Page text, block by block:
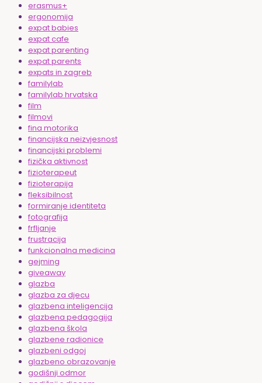
erasmus+
ergonomija
expat babies
expat cafe
expat parenting
expat parents
expats in zagreb
familylab
familylab hrvatska
film
filmovi
fina motorika
financijska neizvjesnost
financijski problemi
fizička aktivnost
fizioterapeut
fizioterapija
fleksibilnost
formiranje identiteta
fotografija
frfljanje
frustracija
funkcionalna medicina
gejming
giveaway
glazba
glazba za djecu
glazbena inteligencija
glazbena pedagogija
glazbena škola
glazbene radionice
glazbeni odgoj
glazbeno obrazovanje
godišnji odmor